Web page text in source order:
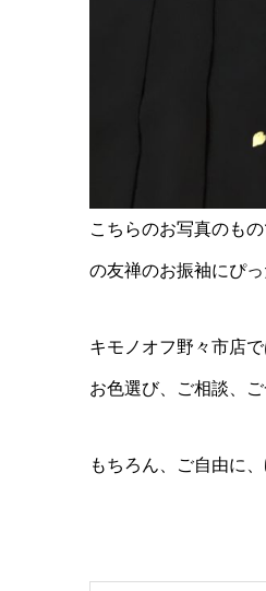
こちらのお写真のも
の友禅のお振袖にぴっ
キモノオフ野々市店
お色選び、ご相談、
もちろん、ご自由に